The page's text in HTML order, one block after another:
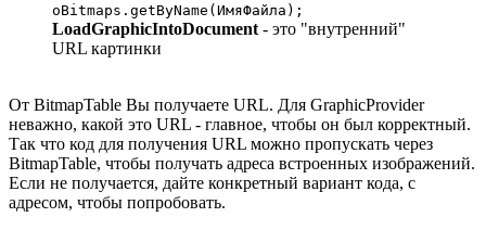
oBitmaps.getByName(ИмяФайла);
LoadGraphicIntoDocument - это "внутренний"
URL картинки
От BitmapTable Вы получаете URL. Для GraphicProvider
неважно, какой это URL - главное, чтобы он был корректный.
Так что код для получения URL можно пропускать через
BitmapTable, чтобы получать адреса встроенных изображений.
Если не получается, дайте конкретный вариант кода, с
адресом, чтобы попробовать.